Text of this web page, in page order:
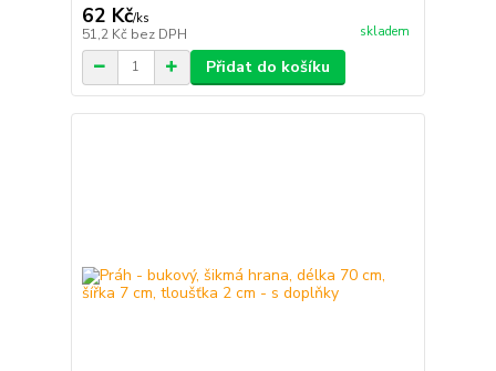
62 Kč/ks
51,2 Kč bez DPH skladem
Přidat do košíku